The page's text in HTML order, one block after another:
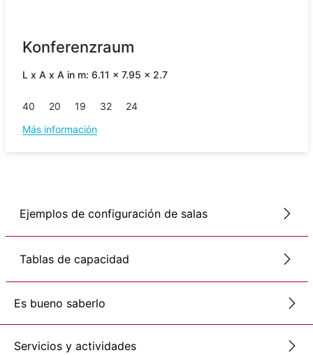
Konferenzraum
L x A x A in m: 6.11 x 7.95 x 2.7
40 20 19 32
24
Más información
Ejemplos de configuración de salas
Tablas de capacidad
Es bueno saberlo
Servicios y actividades